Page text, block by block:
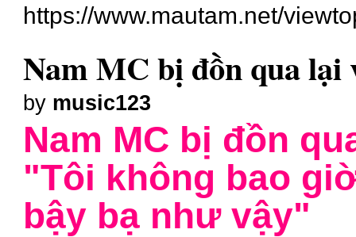
https://www.mautam.net/
Nam MC bị đồn qua lại
by music123
Nam MC bị đồn
"Tôi không bao
bậy bạ như vậy"